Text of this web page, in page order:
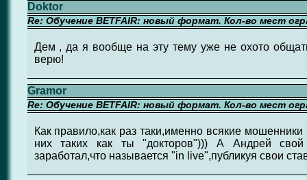
Doktor
Re: Обучение BETFAIR: новый формат. Кол-во мест
Дем , да я вообще на эту тему уже не охото
верю!
Gramor
Re: Обучение BETFAIR: новый формат. Кол-во мест
Как правило,как раз таки,именно всякие
них таких как ты "докторов"))) А Андрей
заработал,что называется "in live",публикуя свои